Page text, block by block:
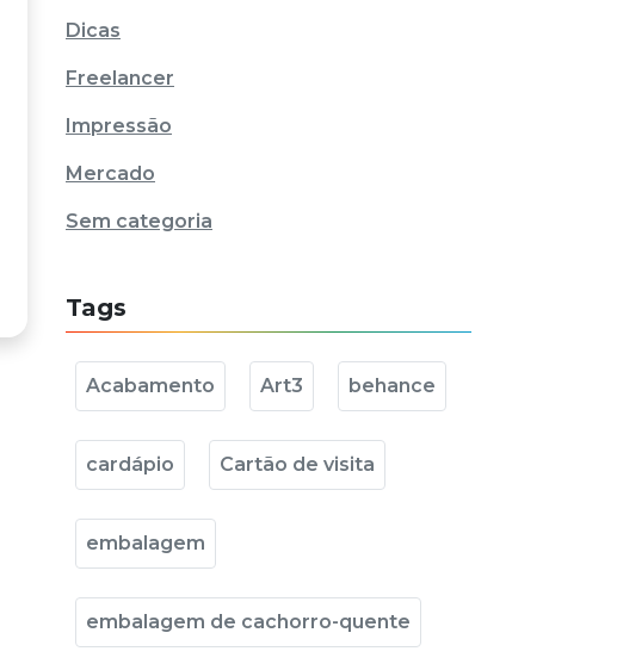
Dicas
Freelancer
Impressão
Mercado
Sem categoria
Tags
Acabamento Art3 behance
cardápio Cartão de visita
embalagem
embalagem de cachorro-quente